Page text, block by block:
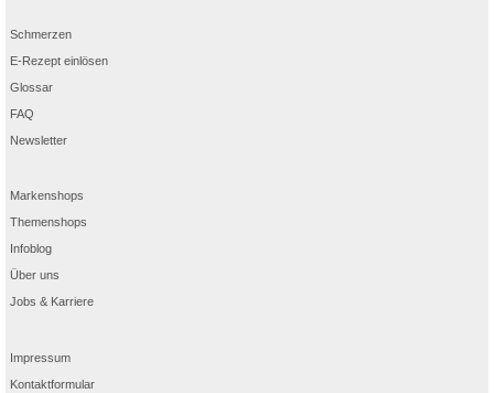
Schmerzen
E-Rezept einlösen
Glossar
FAQ
Newsletter
Markenshops
Themenshops
Infoblog
Über uns
Jobs & Karriere
Impressum
Kontaktformular